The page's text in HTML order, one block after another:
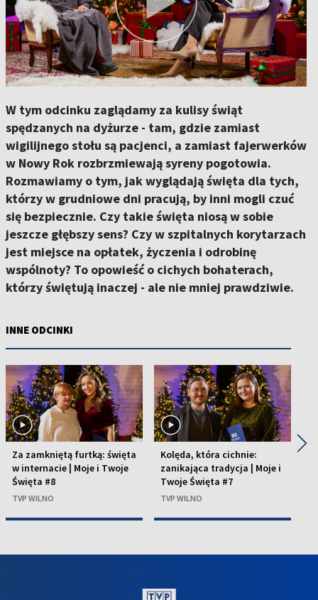
W tym odcinku zaglądamy za kulisy świąt
spędzanych na dyżurze - tam, gdzie zamiast
wigilijnego stołu są pacjenci, a zamiast fajerwerków
w Nowy Rok rozbrzmiewają syreny pogotowia.
Rozmawiamy o tym, jak wyglądają święta dla tych,
którzy w grudniowe dni pracują, by inni mogli czuć
się bezpiecznie. Czy takie święta niosą w sobie
jeszcze głębszy sens? Czy w szpitalnych korytarzach
jest miejsce na opłatek, życzenia i odrobinę
wspólnoty? To opowieść o cichych bohaterach,
którzy świętują inaczej - ale nie mniej prawdziwie.
INNE ODCINKI
Za zamkniętą furtką: święta
w internacie | Moje i Twoje
Święta #8
TVP WILNO
Kolęda, która cichnie:
zanikająca tradycja | Moje i
Twoje Święta #7
TVP WILNO
▶